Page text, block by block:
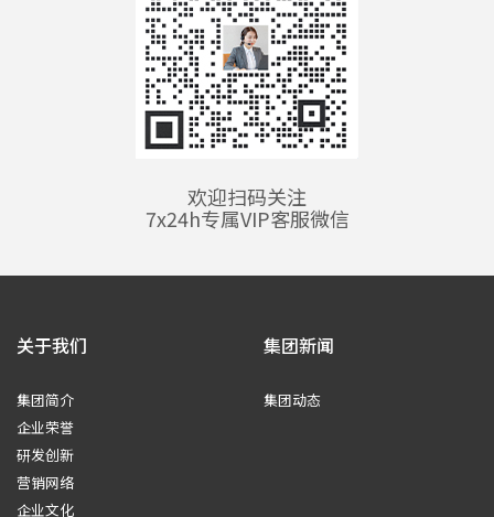
欢迎扫码关注
7x24h专属VIP客服微信
关于我们
集团简介
企业荣誉
研发创新
营销网络
企业文化
集团新闻
集团动态